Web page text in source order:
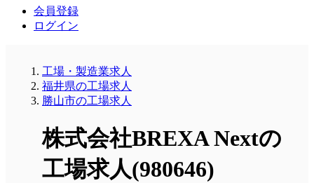
会員登録
ログイン
工場・製造業求人
福井県の工場求人
勝山市の工場求人
株式会社BREXA Nextの
工場求人(980646)